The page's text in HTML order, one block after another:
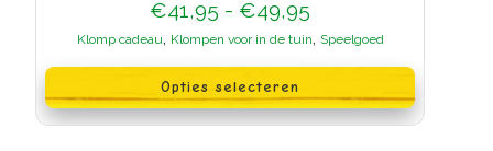
€41,95 - €49,95
€41,95
tot
€49,95
Klomp cadeau, Klompen voor in de tuin, Speelgoed
Opties selecteren
product
heeft
meerdere
variaties.